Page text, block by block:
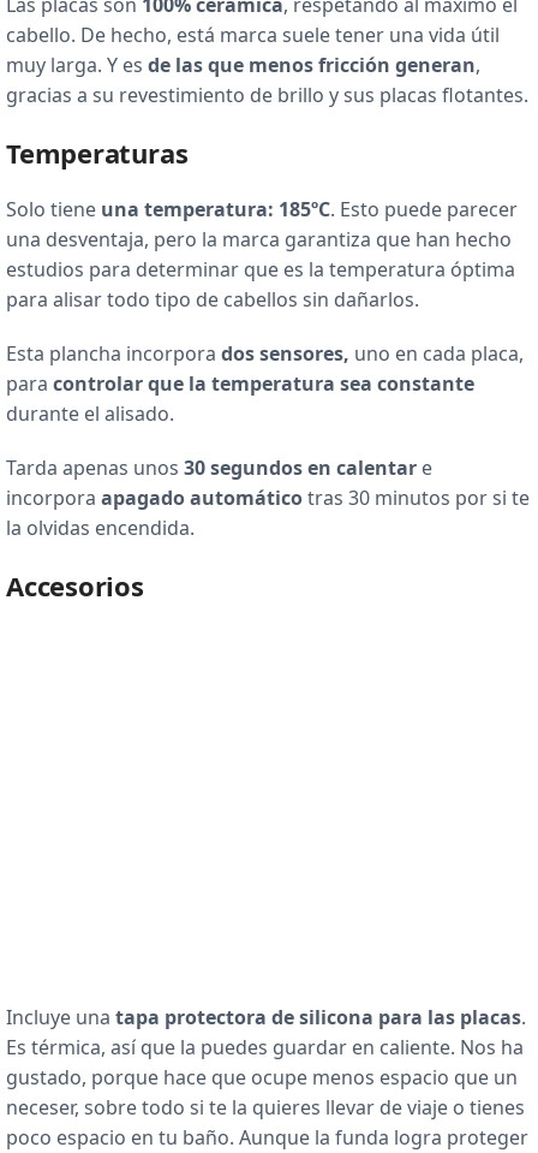
cabello. De hecho, está marca suele tener una vida útil
muy larga. Y es de las que menos fricción generan,
gracias a su revestimiento de brillo y sus placas flotantes.
Temperaturas
Solo tiene una temperatura: 185ºC. Esto puede parecer
una desventaja, pero la marca garantiza que han hecho
estudios para determinar que es la temperatura óptima
para alisar todo tipo de cabellos sin dañarlos.
Esta plancha incorpora dos sensores, uno en cada placa,
para controlar que la temperatura sea constante
durante el alisado.
Tarda apenas unos 30 segundos en calentar e
incorpora apagado automáticotras 30 minutos por si te
la olvidas encendida.
Accesorios
Incluye una tapa protectora de silicona para las placas.
Es térmica, así que la puedes guardar en caliente. Nos ha
gustado, porque hace que ocupe menos espacio que un
neceser, sobre todo si te la quieres llevar de viaje o tienes
poco espacio en tu baño. Aunque la funda logra proteger